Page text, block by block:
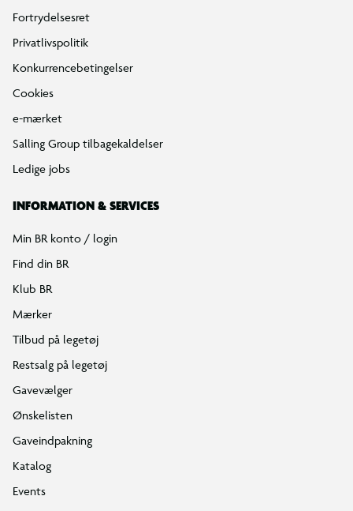
Fortrydelsesret
Privatlivspolitik
Konkurrencebetingelser
Cookies
e-mærket
Salling Group tilbagekaldelser
Ledige jobs
INFORMATION & SERVICES
Min BR konto / login
Find din BR
Klub BR
Mærker
Tilbud på legetøj
Restsalg på legetøj
Gavevælger
Ønskelisten
Gaveindpakning
Katalog
Events